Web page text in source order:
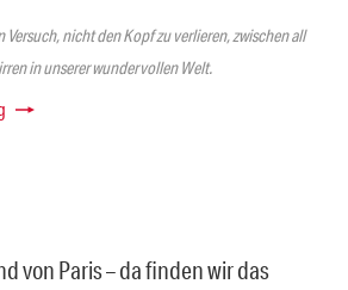
nicht den Kopf zu verlieren, zwischen all
in unserer wundervollen Welt.
von Paris – da finden wir das